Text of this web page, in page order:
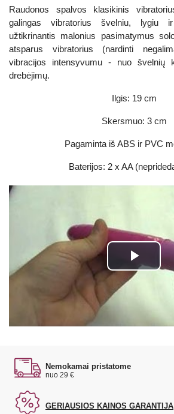
Raudonos spalvos klasikinis
galingas vibratorius švelniu, lygiu
užtikrinantis malonius pasimatymus
atsparus vibratorius (nardinti
vibracijos intensyvumu - nuo švelnių
drebėjimų.
Ilgis: 19 cm
Skersmuo: 3 cm
Pagaminta iš ABS ir PVC
Baterijos: 2 x AA
Play
Nemokamai pristatome
nuo 29 €
GERIAUSIOS KAINOS GARANTIJA